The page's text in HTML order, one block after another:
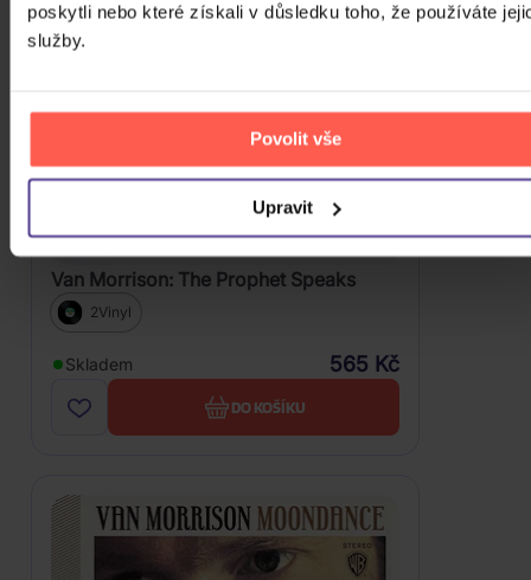
poskytli nebo které získali v důsledku toho, že používáte
služby.
Povolit vše
Upravit
Van Morrison: The Prophet Speaks
2Vinyl
Skladem 565 Kč
DO KOŠÍKU